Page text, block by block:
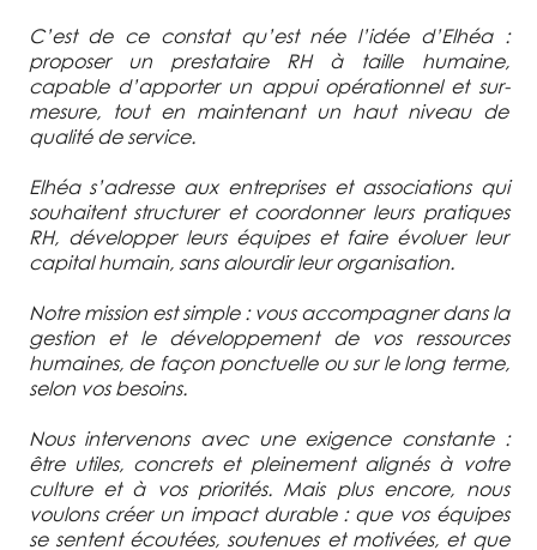
C’est de ce constat qu’est née l’idée d’Elhéa :
proposer un prestataire RH à taille humaine,
capable d’apporter un appui opérationnel et sur-
mesure, tout en maintenant un haut niveau de
qualité de service.
Elhéa s’adresse aux entreprises et associations qui
souhaitent structurer et coordonner leurs pratiques
RH, développer leurs équipes et faire évoluer leur
capital humain, sans alourdir leur organisation.
Notre mission est simple : vous accompagner dans la
gestion et le développement de vos ressources
humaines, de façon ponctuelle ou sur le long terme,
selon vos besoins.
Nous intervenons avec une exigence constante :
être utiles, concrets et pleinement alignés à votre
culture et à vos priorités. Mais plus encore, nous
voulons créer un impact durable : que vos équipes
se sentent écoutées, soutenues et motivées, et que